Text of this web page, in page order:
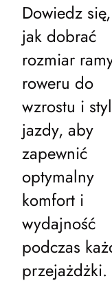
Dowiedz się,
jak dobrać
rozmiar
roweru do
wzrostu i
jazdy, aby
zapewnić
optymalny
komfort i
wydajność
podczas
przejażdżki.